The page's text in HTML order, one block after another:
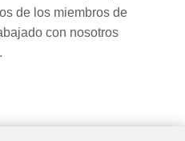
de los miembros de
con nosotros